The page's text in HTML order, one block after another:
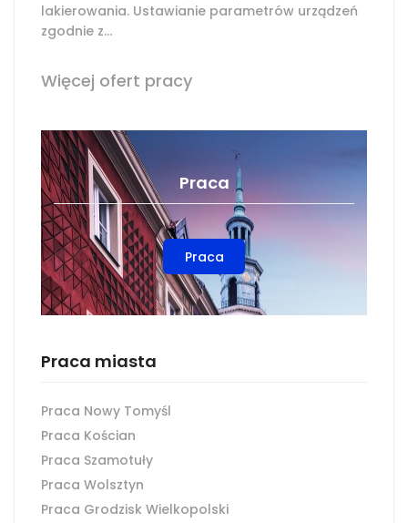
lakierowania. Ustawianie parametrów urządzeń
zgodnie z...
Więcej ofert pracy
Praca
Praca
Praca miasta
Praca Nowy Tomyśl
Praca Kościan
Praca Szamotuły
Praca Wolsztyn
Praca Grodzisk Wielkopolski